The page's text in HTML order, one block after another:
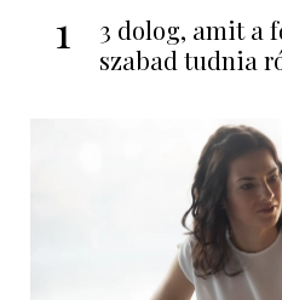
1
3 dolog, amit a
szabad tudnia